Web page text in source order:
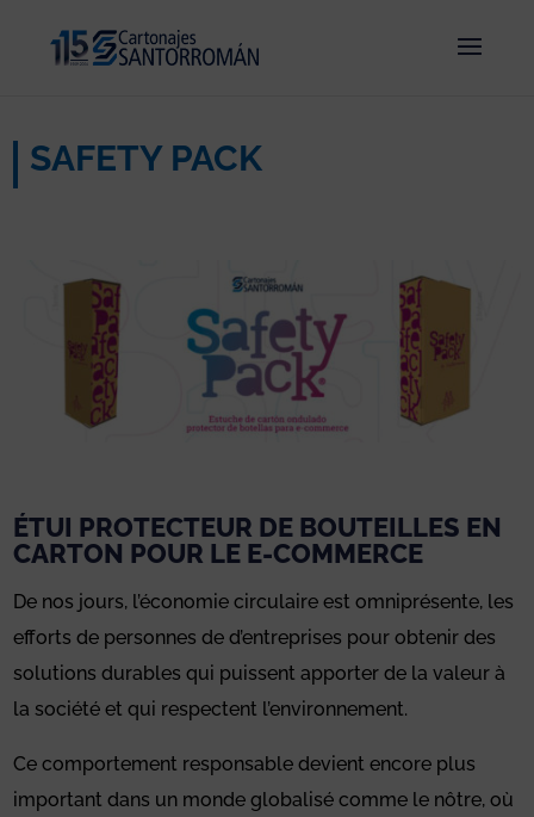
SAFETY PACK
ÉTUI PROTECTEUR DE BOUTEILLES EN
CARTON POUR LE E-COMMERCE
De nos jours, l’économie circulaire est omniprésente, les
efforts de personnes de d’entreprises pour obtenir des
solutions durables qui puissent apporter de la valeur à
la société et qui respectent l’environnement.
Ce comportement responsable devient encore plus
important dans un monde globalisé comme le nôtre, où